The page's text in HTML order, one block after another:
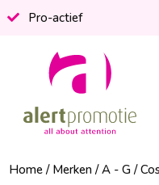
Pro-actief
Home/ Merken /A - G /